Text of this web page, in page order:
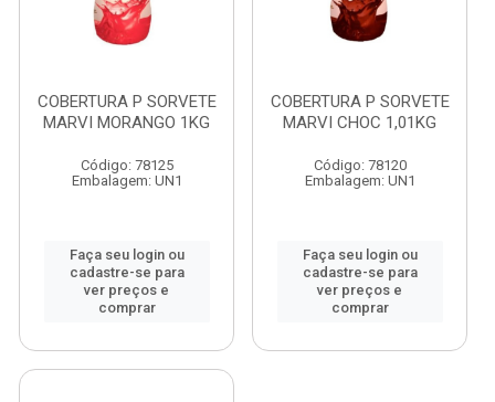
COBERTURA P SORVETE
MARVI MORANGO 1KG
Código: 78125
Embalagem: UN1
Faça seu login ou
cadastre-se para
ver preços e
comprar
COBERTURA P SORVETE
MARVI CHOC 1,01KG
Código: 78120
Embalagem: UN1
Faça seu login ou
cadastre-se para
ver preços e
comprar